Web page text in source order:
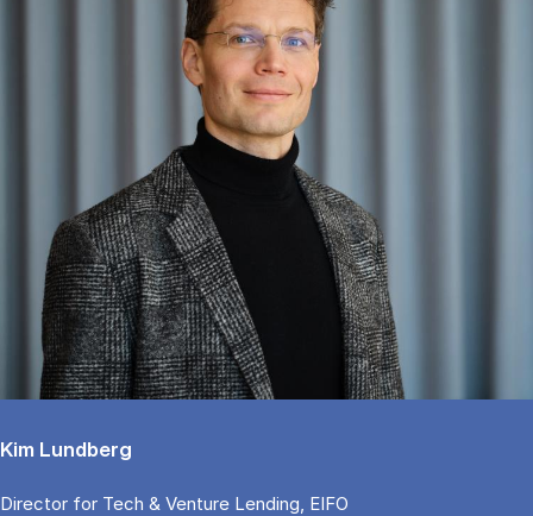
Kim Lundberg
Di­rector for Tech & Ven­tu­re Len­ding, EIFO